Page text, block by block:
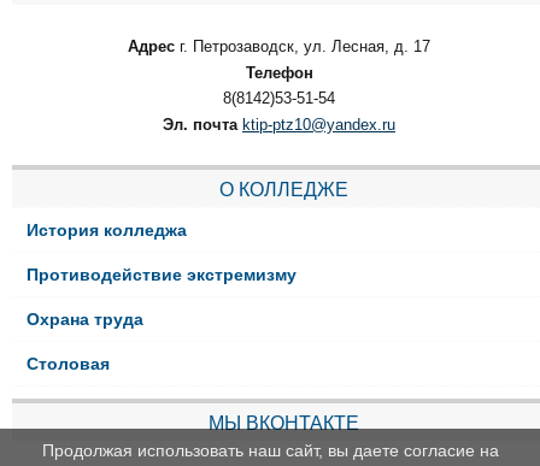
Адрес г. Петрозаводск, ул. Лесная, д. 17
Телефон
8(8142)53-51-54
Эл. почта ktip-ptz10@yandex.ru
О КОЛЛЕДЖЕ
История колледжа
Противодействие экстремизму
Охрана труда
Столовая
МЫ ВКОНТАКТЕ
Продолжая использовать наш сайт, вы даете согласие на